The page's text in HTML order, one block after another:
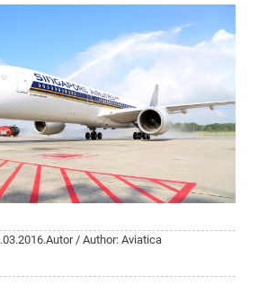
Autor / Author: Aviatica